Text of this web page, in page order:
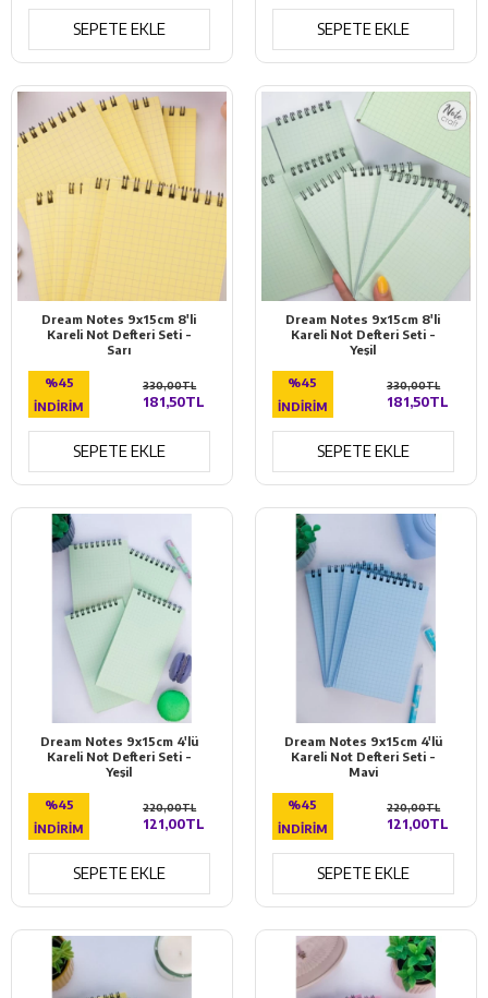
SEPETE EKLE SEPETE EKLE
Dream Notes 9x15cm 8'li
Kareli Not Defteri Seti -
Sarı
%45
İNDIRIM
181,50TL
330,00TL
SEPETE EKLE
Dream Notes 9x15cm 8'li
Kareli Not Defteri Seti -
Yeşil
%45
İNDIRIM
181,50TL
330,00TL
SEPETE EKLE
Dream Notes 9x15cm 4'lü
Kareli Not Defteri Seti -
Yeşil
%45
İNDIRIM
121,00TL
220,00TL
SEPETE EKLE
Dream Notes 9x15cm 4'lü
Kareli Not Defteri Seti -
Mavi
%45
İNDIRIM
121,00TL
220,00TL
SEPETE EKLE